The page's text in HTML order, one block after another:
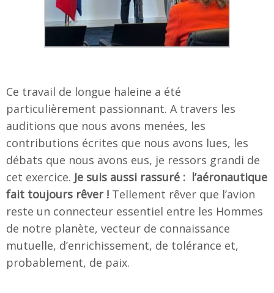
Ce travail de longue haleine a été
particulièrement passionnant. A travers les
auditions que nous avons menées, les
contributions écrites que nous avons lues, les
débats que nous avons eus, je ressors grandi de
cet exercice. Je suis aussi rassuré : l’aéronautique
fait toujours rêver ! Tellement rêver que l’avion
reste un connecteur essentiel entre les Hommes
de notre planète, vecteur de connaissance
mutuelle, d’enrichissement, de tolérance et,
probablement, de paix.